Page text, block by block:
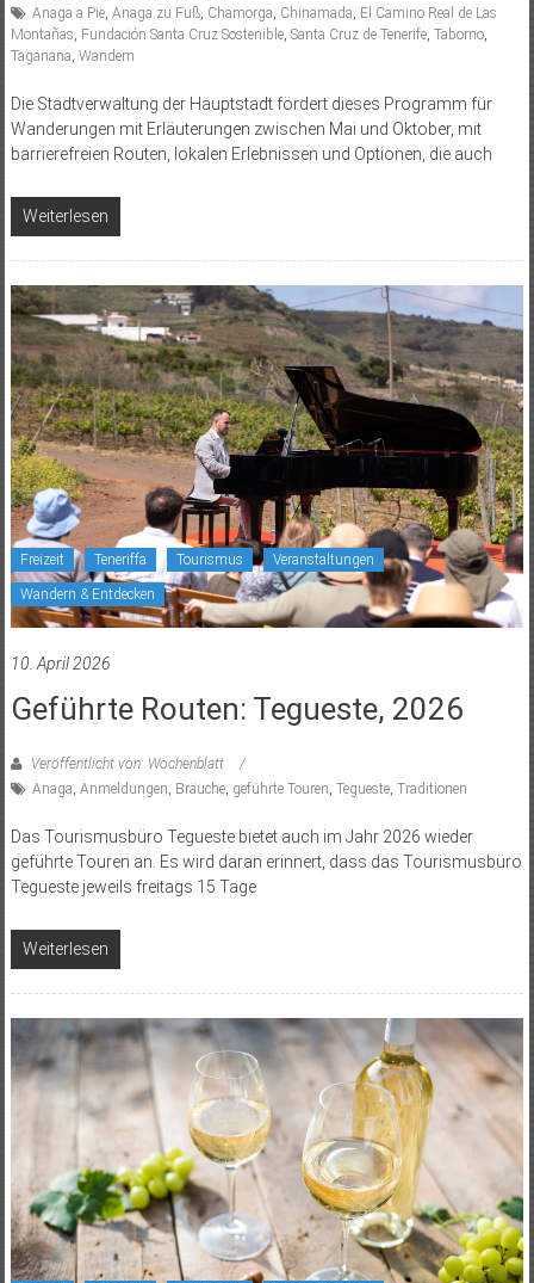
Anaga a Pie, Anaga zu Fuß, Chamorga, Chinamada, El Camino Real de Las
Montañas, Fundación Santa Cruz Sostenible, Santa Cruz de Tenerife, Taborno,
Taganana, Wandern
Die Stadtverwaltung der Hauptstadt fördert dieses Programm für
Wanderungen mit Erläuterungen zwischen Mai und Oktober, mit
barrierefreien Routen, lokalen Erlebnissen und Optionen, die auch
Weiterlesen
Freizeit Teneriffa Tourismus Veranstaltungen
Wandern & Entdecken
10. April 2026
Geführte Routen: Tegueste, 2026
Veröffentlicht von: Wochenblatt
Anaga, Anmeldungen, Bräuche, geführte Touren, Tegueste, Traditionen
Das Tourismusbüro Tegueste bietet auch im Jahr 2026 wieder
geführte Touren an. Es wird daran erinnert, dass das Tourismusbüro
Tegueste jeweils freitags 15 Tage
Weiterlesen